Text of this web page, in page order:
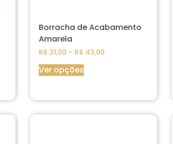
Borracha de Acabamento
Amarela
R$ 31,00 – R$ 43,00
Ver opções